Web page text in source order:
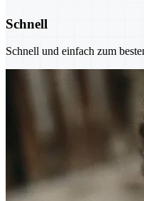
Schnell
Schnell und einfach zum